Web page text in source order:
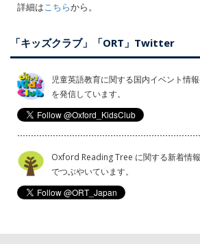
詳細はこちらから。
「キッズクラブ」「ORT」Twitter
児童英語教育に関する国内イベント情
を発信しています。
Oxford Reading Tree に関する新着情
でつぶやいています。